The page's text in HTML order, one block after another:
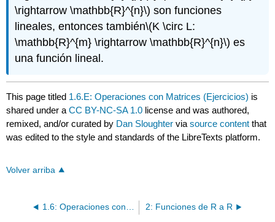
\rightarrow \mathbb{R}^{n}\) son funciones
lineales, entonces también\(K \circ L:
\mathbb{R}^{m} \rightarrow \mathbb{R}^{n}\) es
una función lineal.
This page titled 1.6.E: Operaciones con Matrices (Ejercicios) is
shared under aCC BY-NC-SA 1.0 license and was authored,
remixed, and/or curated by Dan Sloughter viasource content that
was edited to the style and standards of the LibreTexts platform.
Volver arriba
1.6: Operaciones con Matrices 2: Funciones de R a R